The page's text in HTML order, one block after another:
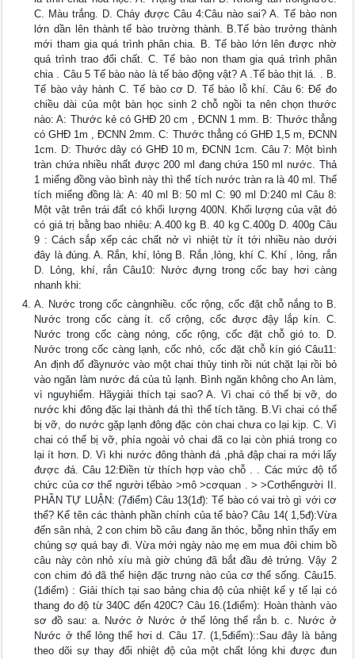
C. Màu trắng. D. Cháy được Câu 4:Câu nào sai? A. Tế bào non
lớn dần lên thành tế bào trường thành. B.Tế bào trưởng thành
mới tham gia quá trình phân chia. B. Tế bào lớn lên được nhờ
quá trình trao đổi chất. C. Tế bào non tham gia quá trình phân
chia . Câu 5 Tế bào nào là tế bào động vật? A .Tế bào thịt lá. . B.
Tế bào vảy hành C. Tế bào cơ D. Tế bào lỗ khí. Câu 6: Để đo
chiều dài của một bàn học sinh 2 chỗ ngồi ta nên chọn thước
nào: A: Thước kẻ có GHĐ 20 cm , ĐCNN 1 mm. B: Thước thẳng
có GHĐ 1m , ĐCNN 2mm. C: Thước thẳng có GHĐ 1,5 m, ĐCNN
1cm. D: Thước dây có GHĐ 10 m, ĐCNN 1cm. Câu 7: Một bình
tràn chứa nhiều nhất được 200 ml đang chứa 150 ml nước. Thả
1 miếng đồng vào bình này thì thể tích nước tràn ra là 40 ml. Thể
tích miếng đồng là: A: 40 ml B: 50 ml C: 90 ml D:240 ml Câu 8:
Một vật trên trái đất có khối lượng 400N. Khối lượng của vật đó
có giá trị bằng bao nhiêu: A.400 kg B. 40 kg C.400g D. 400g Câu
9 : Cách sắp xếp các chất nở vì nhiệt từ ít tới nhiều nào dưới
đây là đúng. A. Rắn, khí, lỏng B. Rắn ,lỏng, khí C. Khí , lỏng, rắn
D. Lỏng, khí, rắn Câu10: Nước đựng trong cốc bay hơi càng
nhanh khi:
A. Nước trong cốc càngnhiều. cốc rộng, cốc đặt chỗ nắng to B.
Nước trong cốc càng ít. cố crộng, cốc được đậy lắp kín. C.
Nước trong cốc càng nóng, cốc rộng, cốc đặt chỗ gió to. D.
Nước trong cốc càng lạnh, cốc nhỏ, cốc đặt chỗ kín gió Câu11:
An định đổ đầynước vào một chai thủy tinh rồi nút chặt lại rồi bỏ
vào ngăn làm nước đá của tủ lạnh. Bình ngăn không cho An làm,
vì nguyhiểm. Hãygiải thích tại sao? A. Vì chai có thể bị vỡ, do
nước khi đông đặc lại thành đá thì thể tích tăng. B.Vì chai có thể
bị vỡ, do nước gặp lạnh đông đặc còn chai chưa co lại kịp. C. Vì
chai có thể bị vỡ, phía ngoài vỏ chai đã co lại còn phiá trong co
lại ít hơn. D. Vì khi nước đông thành đá ,phả đập chai ra mới lấy
được đá. Câu 12:Điền từ thích hợp vào chỗ . . Các mức độ tổ
chức của cơ thể người tếbào >mô >cơquan . > >Cơthểngười II.
PHẦN TỰ LUẬN: (7điểm) Câu 13(1đ): Tế bào có vai trò gì với cơ
thể? Kể tên các thành phần chính của tế bào? Câu 14( 1,5đ):Vừa
đến sân nhà, 2 con chim bồ câu đang ăn thóc, bỗng nhìn thấy em
chúng sợ quá bay đi. Vừa mới ngày nào mẹ em mua đôi chim bồ
câu này còn nhỏ xíu mà giờ chúng đã bắt đầu đẻ trứng. Vậy 2
con chim đó đã thể hiện đặc trưng nào của cơ thể sống. Câu15.
(1điểm) : Giải thích tại sao bảng chia độ của nhiệt kế y tế lại có
thang đo độ từ 340C đến 420C? Câu 16.(1điểm): Hoàn thành vào
sơ đồ sau: a. Nước ở Nước ở thể lỏng thể rắn b. c. Nước ở
Nước ở thể lỏng thể hơi d. Câu 17. (1,5điểm)::Sau đây là bảng
theo dõi sự thay đổi nhiệt độ của một chất lỏng khi được đun